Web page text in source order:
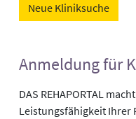
Neue Kliniksuche
Anmeldung für
DAS REHAPORTAL
Leistungsfähigkeit Ihrer